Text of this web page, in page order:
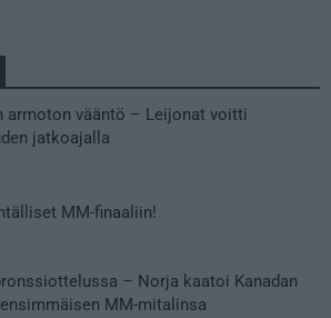
armoton vääntö – Leijonat voitti
jatkoajalla
MM-finaaliin!
– Norja kaatoi Kanadan
MM-mitalinsa